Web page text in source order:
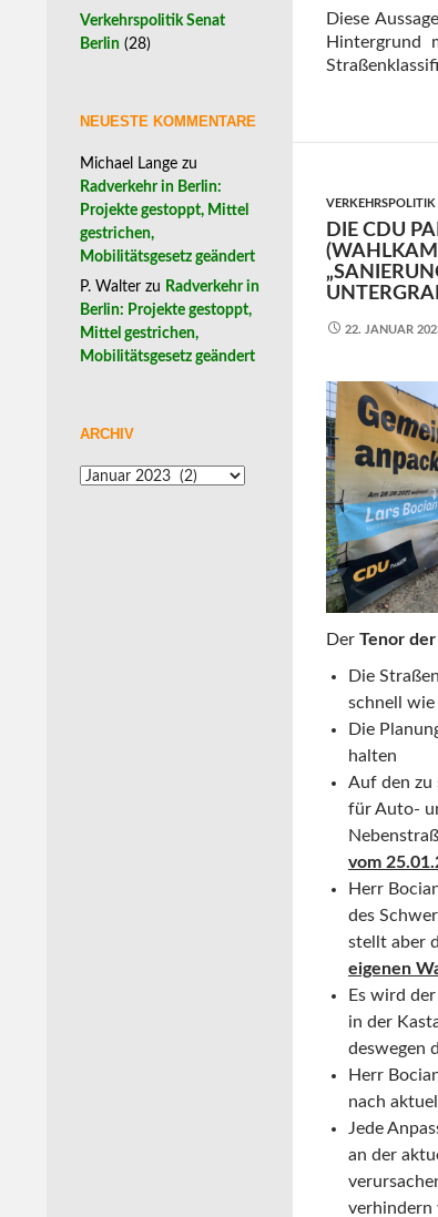
Diese
Hintergrund
DIE CDU
22. JANUAR
Der Tenor
Die
schnell wie
Die
halten
Auf den zu
für Auto-
vom
Herr
des
stellt aber
eigenen
Es wird
in der
deswegen
Herr
nach
Jede
an der
verhindern
Verkehrspolitik Senat
Berlin (28)
NEUESTE KOMMENTARE
Michael Lange zu
Radverkehr in Berlin:
Projekte gestoppt, Mittel
gestrichen,
Mobilitätsgesetz geändert
P. Walter zu Radverkehr in
Berlin: Projekte gestoppt,
Mittel gestrichen,
Mobilitätsgesetz geändert
ARCHIV
Archiv